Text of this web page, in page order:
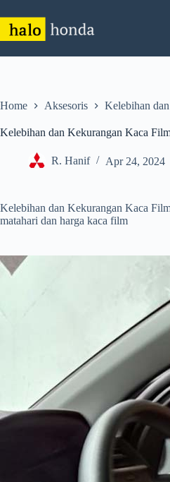
to
content
Home Aksesoris Kelebihan
Kelebihan dan Kekurangan Kaca
R. Hanif Apr 24, 2024
Kelebihan dan Kekurangan Kaca
matahari dan harga kaca film